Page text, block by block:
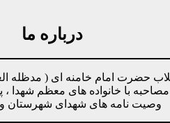
درباره ما
از دستورات رهبر کبیر انقلاب حضرت
مصاحبه با خانواده های معظم
وصیت نامه های شهدای شهرستان